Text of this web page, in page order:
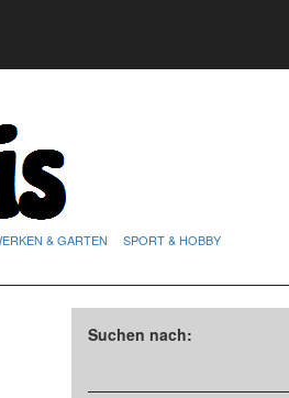
& GARTEN SPORT & HOBBY
Suchen nach: